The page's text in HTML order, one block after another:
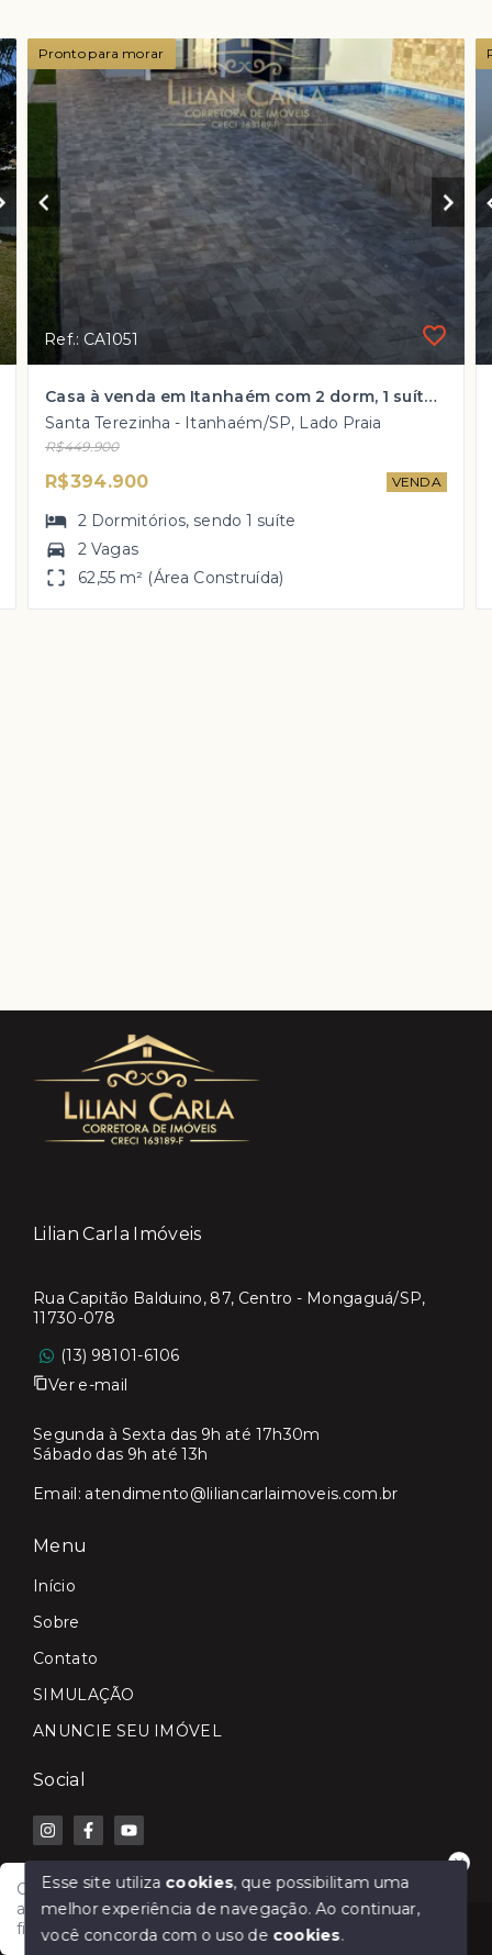
Pronto para morar
Ref.: CA1051
Casa à venda em Itanhaém com 2 dorm, 1 suíte e PISCINA por R$ 394.900 mil!
Santa Terezinha - Itanhaém/SP, Lado Praia
R$449.900
R$394.900 VENDA
2 Dormitórios, sendo1 suíte
2 Vagas
62,55 m² (Área Construída)
Olá! Fale com a Lilian Carla Imóveis e receba
atendimento rápido para comprar, vender, alugar ou
financiar seu imóvel.
Lilian Carla Imóveis
Rua Capitão Balduino, 87, Centro - Mongaguá/SP,
11730-078
(13) 98101-6106
Ver e-mail
Segunda à Sexta das 9h até 17h30m
Sábado das 9h até 13h
Email: atendimento@liliancarlaimoveis.com.br
Menu
Início
Sobre
Contato
SIMULAÇÃO
ANUNCIE SEU IMÓVEL
Social
© Copyright 2026 - Lilian Carla Imóveis - Todos os
Esse site utiliza cookies, que possibilitam uma
melhor experiência de navegação.Ao continuar,
você concorda com o uso de cookies.